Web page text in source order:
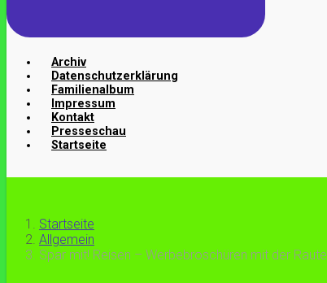
Archiv
Datenschutzerklärung
Familienalbum
Impressum
Kontakt
Presseschau
Startseite
Startseite
Allgemein
Spar mit! Reisen – Werbebroschüren mit der Raute